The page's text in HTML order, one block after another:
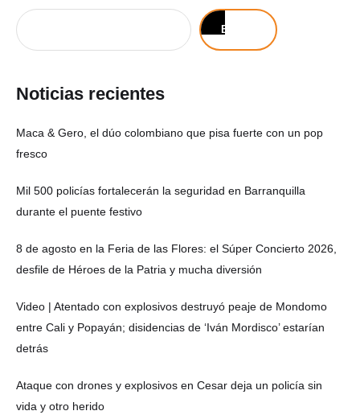
Buscar
Noticias recientes
Maca & Gero, el dúo colombiano que pisa fuerte con un pop
fresco
Mil 500 policías fortalecerán la seguridad en Barranquilla
durante el puente festivo
8 de agosto en la Feria de las Flores: el Súper Concierto 2026,
desfile de Héroes de la Patria y mucha diversión
Video | Atentado con explosivos destruyó peaje de Mondomo
entre Cali y Popayán; disidencias de ‘Iván Mordisco’ estarían
detrás
Ataque con drones y explosivos en Cesar deja un policía sin
vida y otro herido